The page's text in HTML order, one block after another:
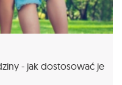
- jak dostosować je